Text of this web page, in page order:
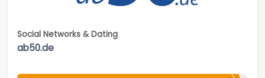
Social Networks & Dating
ab50.de